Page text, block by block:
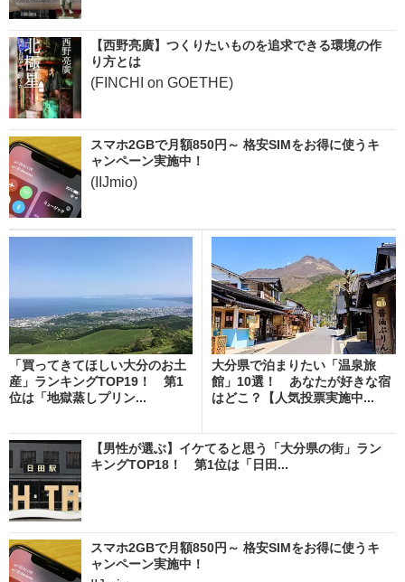
【西野亮廣】つくりたいものを追求できる環境の作
り方とは
(FINCHI on GOETHE)
スマホ2GBで月額850円～ 格安SIMをお得に使うキ
ャンペーン実施中！
(IIJmio)
「買ってきてほしい大分のお土
産」ランキングTOP19！ 第1
位は「地獄蒸しプリン...
大分県で泊まりたい「温泉旅
館」10選！ あなたが好きな宿
はどこ？【人気投票実施中...
【男性が選ぶ】イケてると思う「大分県の街」ラン
キングTOP18！ 第1位は「日田...
スマホ2GBで月額850円～ 格安SIMをお得に使うキ
ャンペーン実施中！